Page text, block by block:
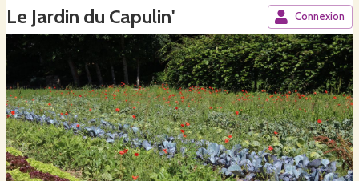
Le Jardin du Capulin' Connexion